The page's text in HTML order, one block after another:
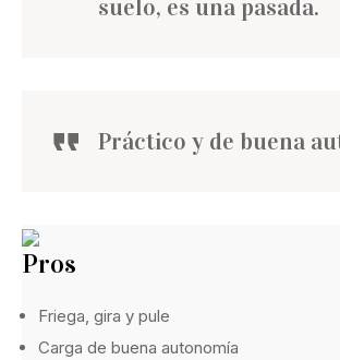
suelo, es una pasada.
Práctico y de buena
Pros
Friega, gira y pule
Carga de buena autonomía